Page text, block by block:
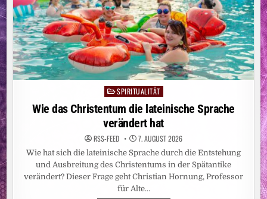
PostedSPIRITUALITÄT
Wie das Christentum die lateinische Sprache
verändert hat
RSS-FEED 7. AUGUST 2026
Wie hat sich die lateinische Sprache durch die Entstehung
und Ausbreitung des Christentums in der Spätantike
verändert? Dieser Frage geht Christian Hornung, Professor
für Alte…